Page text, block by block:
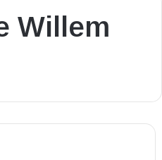
Willem